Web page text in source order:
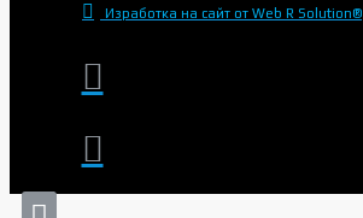
Изработка на сайт от Web R Solution®